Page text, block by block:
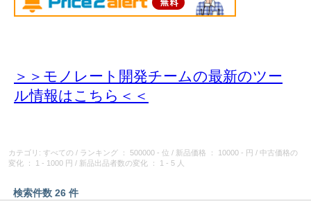
＞＞モノレート開発チームの最新のツー
ル情報はこちら＜＜
カテゴリ: すべての / ランキング ： 500000 - 位 / 新品価格 ： 10000 - 円 / 中古価格の
変化
： 1 - 1000 円 / 新品出品者数の変化 ： 1 - 5 人
検索件数 26 件